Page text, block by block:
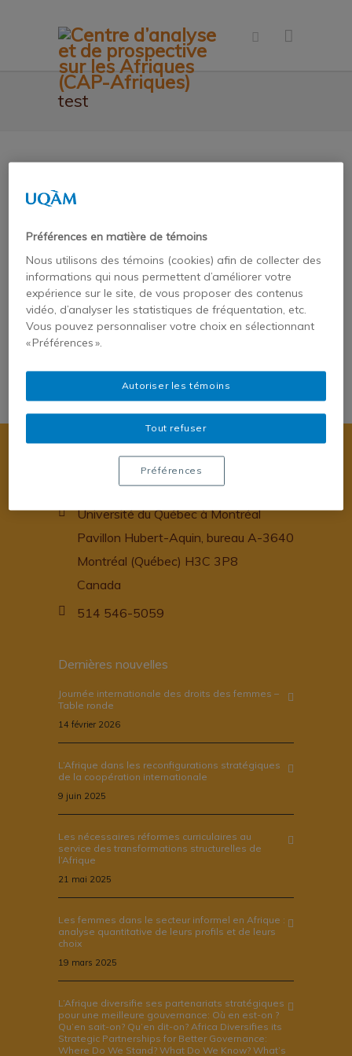
test
CV EN FRANÇAIS
اردو میں دوبارہ شروع کریں
Université du Québec à Montréal
Pavillon Hubert-Aquin, bureau A-3640
Montréal (Québec) H3C 3P8
Canada
514 546-5059
Dernières nouvelles
Journée internationale des droits des femmes –
Table ronde
14 février 2026
L’Afrique dans les reconfigurations stratégiques
de la coopération internationale
9 juin 2025
Les nécessaires réformes curriculaires au
service des transformations structurelles de
l’Afrique
21 mai 2025
Les femmes dans le secteur informel en Afrique :
analyse quantitative de leurs profils et de leurs
choix
19 mars 2025
L’Afrique diversifie ses partenariats stratégiques
pour une meilleure gouvernance: Où en est-on ?
Qu’en sait-on? Qu’en dit-on? Africa Diversifies its
Strategic Partnerships for Better Governance:
Where Do We Stand? What Do We Know? What’s
Préférences en matière de témoins
Nous utilisons des témoins (cookies) afin de collecter des
informations qui nous permettent d’améliorer votre
expérience sur le site, de vous proposer des contenus
vidéo, d’analyser les statistiques de fréquentation, etc.
Vous pouvez personnaliser votre choix en sélectionnant
« Préférences ».
Tout refuser
Autoriser les témoins
Préférences